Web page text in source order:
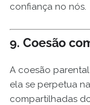
confiança no nós.
9. Coesão
A coesão
ela se perpetua
compartilhadas